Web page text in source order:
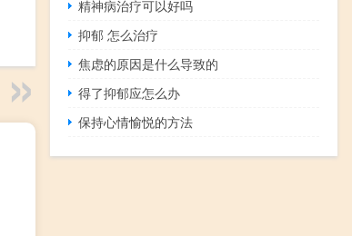
精神病治疗可以好吗
抑郁 怎么治疗
焦虑的原因是什么导致的
得了抑郁应怎么办
保持心情愉悦的方法